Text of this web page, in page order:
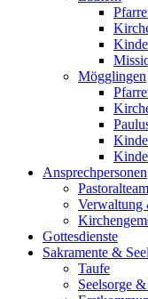
Mögglingen
Ansprechpersonen
Pastoralteam
Verwaltung
Gottesdienste
Sakramente &
Taufe
Seelsorge